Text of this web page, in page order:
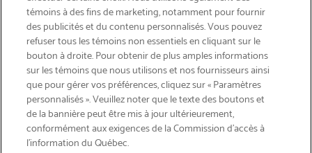
INSCRIVEZ-VOUS & ÉCONOMISEZ 15%
Courriel
témoins à des fins de marketing, notamment pour fournir
des publicités et du contenu personnalisés. Vous pouvez
refuser tous les témoins non essentiels en cliquant sur le
bouton à droite. Pour obtenir de plus amples informations
sur les témoins que nous utilisons et nos fournisseurs ainsi
que pour gérer vos préférences, cliquez sur « Paramètres
personnalisés ». Veuillez noter que le texte des boutons et
de la bannière peut être mis à jour ultérieurement,
conformément aux exigences de la Commission d’accès à
l’information du Québec.